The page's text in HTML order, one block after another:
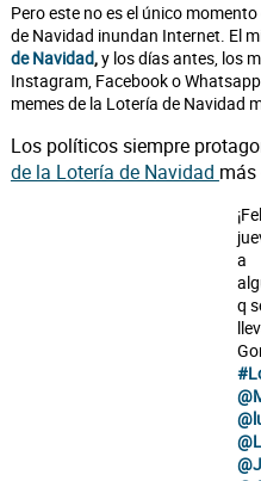
Pero este no es el único
de Navidad inundan Internet. El
de Navidad,y los días antes, los
Instagram, Facebook o
memes de la Lotería de Navidad
Los políticos siempre
de la Lotería de Navidad más
a
q